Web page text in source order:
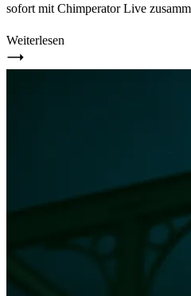
sofort mit Chimperator Live
Weiterlesen